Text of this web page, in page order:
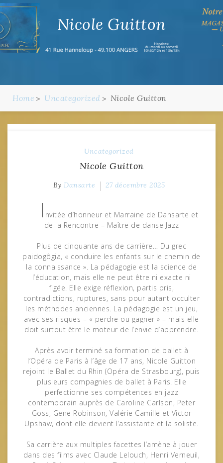
Nicole Guitton
Home Uncategorized Nicole Guitton
Uncategorized
Nicole Guitton
By Dansarte 27 décembre 2025
I nvitée d’honneur et Marraine de Dansarte et
de la Rencontre – Maître de danse Jazz
Plus de cinquante ans de carrière… Du grec
paidogôgia, « conduire les enfants sur le chemin de
la connaissance ». La pédagogie est la science de
l’éducation, mais elle ne peut être ni exacte ni
figée. Elle exige réflexion, partis pris,
contradictions, ruptures, sans pour autant occulter
les méthodes anciennes. La pédagogie est un jeu,
avec ses risques – « perdre ou gagner » – mais elle
doit surtout être le moteur de l’envie d’apprendre.
Après avoir terminé sa formation de ballet à
l’Opéra de Paris à l’âge de 17 ans, Nicole Guitton
rejoint le Ballet du Rhin (Opéra de Strasbourg), puis
plusieurs compagnies de ballet à Paris. Elle
perfectionne ses compétences en jazz
contemporain auprès de Caroline Carlson, Peter
Goss, Gene Robinson, Valérie Camille et Victor
Upshaw, dont elle devient l’assistante et la soliste.
Sa carrière aux multiples facettes l’amène à jouer
dans des films avec Claude Lelouch, Henri Verneuil,